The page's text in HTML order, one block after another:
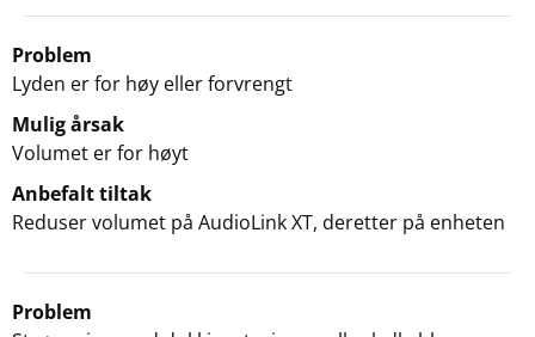
Problem
Lyden er for høy eller forvrengt
Mulig årsak
Volumet er for høyt
Anbefalt tiltak
Reduser volumet på AudioLink XT, deretter på enheten
Problem